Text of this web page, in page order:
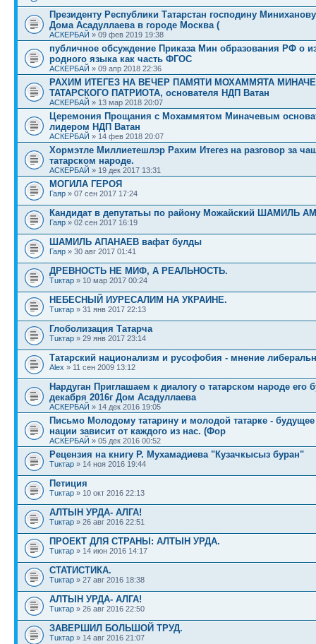
Президенту Республики Татарстан господину
Дома Асадуллаева в городе Москва (
АСКЕРБАЙ » 09 фев 2019 19:38
публичное обсуждение Приказа Мин образования РФ о
родного языка как часть ФГОС
АСКЕРБАЙ » 09 апр 2018 22:36
РАХИМ ИТЕГЕЗ НА ВЕЧЕР ПАМЯТИ МОХАММЯТА
ТАТАРСКОГО ПАТРИОТА, основателя НДП Ватан
АСКЕРБАЙ » 13 мар 2018 20:07
Церемония Прощания с Мохаммятом Миначевым
лидером НДП Ватан
АСКЕРБАЙ » 14 фев 2018 20:07
Хормэтле Миллиетешлэр Рахим Итегез на разговор за
татарском народе.
АСКЕРБАЙ » 19 дек 2017 13:31
МОГИЛА ГЕРОЯ
Гаяр » 07 сен 2017 17:24
Кандидат в депутатьы по району Можайский ШАМИЛЬ
Гаяр » 02 сен 2017 16:19
ШАМИЛЬ АПАНАЕВ вафат булды
Гаяр » 30 авг 2017 01:41
ДРЕВНОСТЬ НЕ МИФ, А РЕАЛЬНОСТЬ.
Тuктар » 10 мар 2017 00:24
НЕБЕСНЫЙ ИУРЕСАЛИМ НА УКРАИНЕ.
Тuктар » 31 янв 2017 22:13
Глоболизация Татарча
Тuктар » 29 янв 2017 23:14
Татарский национализм и русофобия - мнение
Alex » 11 сен 2009 13:12
Нардуган Приглашаем к диалогу о татарском народе его
декабря 2016г Дом Асадуллаева
АСКЕРБАЙ » 14 дек 2016 19:05
Письмо Молодому татарину и молодой татарке - будущее
нации зависит от каждого из нас. (Фор
АСКЕРБАЙ » 05 дек 2016 00:52
Рецензия на книгу Р. Мухамадиева "Кузачкысыз буран"
Тuктар » 14 ноя 2016 19:44
Петиция
Тuктар » 10 окт 2016 22:13
АЛТЫН УРДА- АЛГА!
Тuктар » 26 авг 2016 22:51
ПРОЕКТ ДЛЯ СТРАНЫ: АЛТЫН УРДА.
Тuктар » 14 июн 2016 14:17
СТАТИСТИКА.
Тuктар » 27 авг 2016 18:38
АЛТЫН УРДА- АЛГА!
Тuктар » 26 авг 2016 22:50
ЗАВЕРШИЛ БОЛЬШОЙ ТРУД.
Тuктар » 14 авг 2016 21:07